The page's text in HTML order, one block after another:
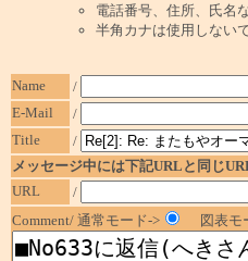
電話番号、住所、氏名
半角カナは使用しない
Name
/
E-Mail
/
Title
/
メッセージ中には下記URLと同じ
URL
/
Comment/ 通常モード->
図表モ